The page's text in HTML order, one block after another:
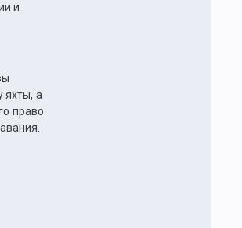
и
яхты, а
право